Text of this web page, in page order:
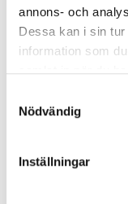
annons- och
Dessa kan i sin
information som
Nödvändig
Inställningar
6990
Rabattkant
galvaniserad, 1